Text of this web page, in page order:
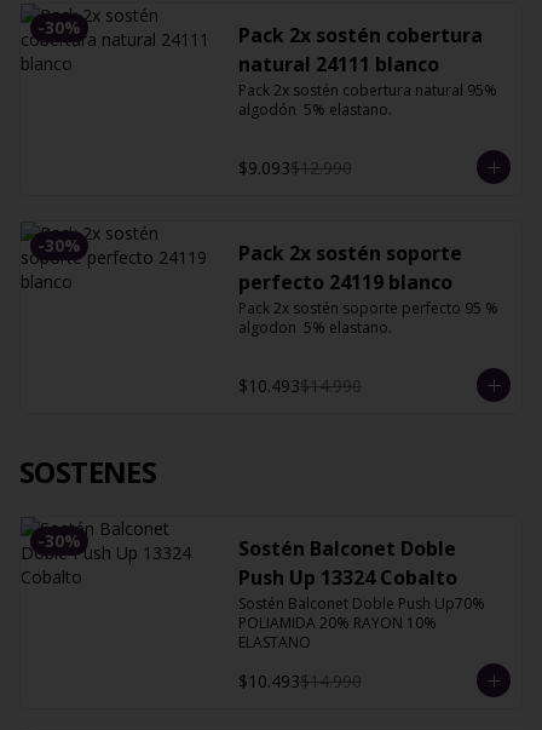
-30%
Pack 2x sostén cobertura
natural 24111 blanco
Pack 2x sostén cobertura natural 95%
algodón  5% elastano.
$9.093$12.990
-30%
Pack 2x sostén soporte
perfecto 24119 blanco
Pack 2x sostén soporte perfecto 95 %
algodon  5% elastano.
$10.493$14.990
SOSTENES
-30%
Sostén Balconet Doble
Push Up 13324 Cobalto
Sostén Balconet Doble Push Up70%
POLIAMIDA 20% RAYON 10%
ELASTANO
$10.493$14.990